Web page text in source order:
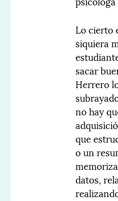
Lo cierto
siquiera
sacar
Herrero
no hay
que
o un
datos,